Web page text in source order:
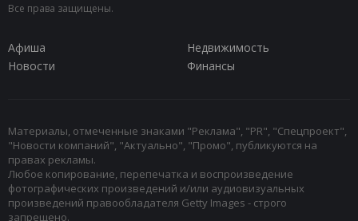
Все права защищены.
Афиша
Недвижимость
Новости
Финансы
Материалы, отмеченные знаками "Реклама", "PR", "Спецпроект",
"Новости компаний", "Актуально", "Промо", публикуются на
правах рекламы.
Любое копирование, перепечатка и воспроизведение
фотографических произведений и/или аудиовизуальных
произведений правообладателя Getty Images - строго
запрещено.